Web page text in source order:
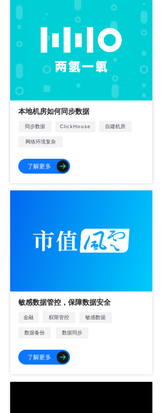
敏感数据管控，保障数据安全
金融 权限管控 敏感数据
数据备份 数据同步
本地机房如何同步数据
同步数据 ClickHouse 自建机房
网络环境复杂